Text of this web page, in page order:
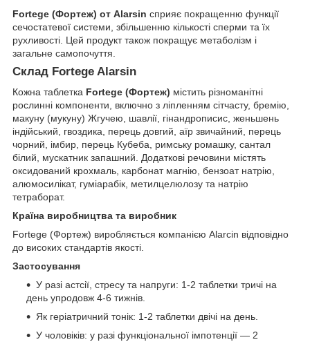
Fortege (Фортеж) от Alarsin сприяє покращенню функції
сечостатевої системи, збільшенню кількості сперми та їх
рухливості. Цей продукт також покращує метаболізм і
загальне самопочуття.
Склад Fortege Alarsin
Кожна таблетка Fortege (Фортеж) містить різноманітні
рослинні компоненти, включно з ліпленням сітчасту, бремію,
макуну (мукуну) Жгучею, шавлії, гінандрописис, женьшень
індійський, гвоздика, перець довгий, аїр звичайний, перець
чорний, імбир, перець Кубеба, римську ромашку, сантал
білий, мускатник запашний. Додаткові речовини містять
оксидований крохмаль, карбонат магнію, бензоат натрію,
алюмосилікат, гуміарабік, метилцелюлозу та натрію
тетраборат.
Країна виробництва та виробник
Fortege (Фортеж) виробляється компанією Alarcin відповідно
до високих стандартів якості.
Застосування
У разі астсії, стресу та напруги: 1-2 таблетки тричі на
день упродовж 4-6 тижнів.
Як геріатричний тонік: 1-2 таблетки двічі на день.
У чоловіків: у разі функціональної імпотенції — 2